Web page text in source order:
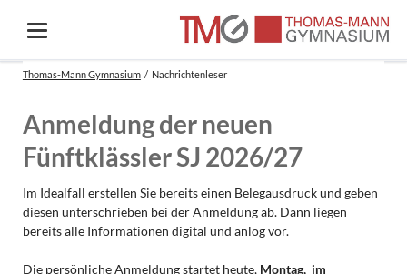
Thomas-Mann Gymnasium Nachrichtenleser
Anmeldung der neuen
Fünftklässler SJ 2026/27
Im Idealfall erstellen Sie bereits einen Belegausdruck und geben
diesen unterschrieben bei der Anmeldung ab. Dann liegen
bereits alle Informationen digital und anlog vor.
Die persönliche Anmeldung startet heute,Montag, im